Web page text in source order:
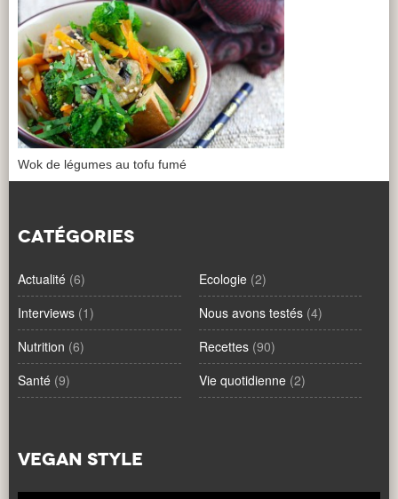
Wok de légumes au tofu fumé
CATÉGORIES
Actualité (6) Ecologie(2)
Interviews (1) Nous avons testés(4)
Nutrition (6) Recettes(90)
Santé (9) Vie quotidienne(2)
VEGAN STYLE